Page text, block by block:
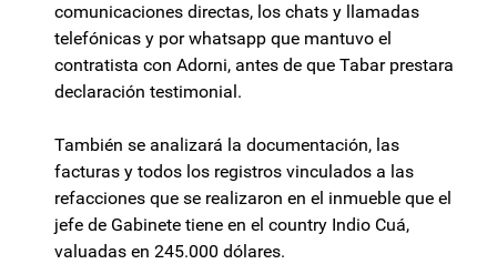
comunicaciones directas, los chats y llamadas
telefónicas y por whatsapp que mantuvo el
contratista con Adorni, antes de que Tabar prestara
declaración testimonial.
También se analizará la documentación, las
facturas y todos los registros vinculados a las
refacciones que se realizaron en el inmueble que el
jefe de Gabinete tiene en el country Indio Cuá,
valuadas en 245.000 dólares.